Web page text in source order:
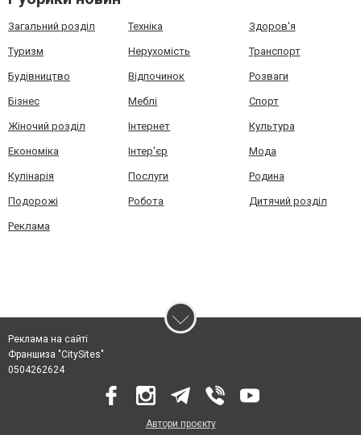
Загальний розділ Техніка Здоров'я
Туризм Нерухомість Транспорт
Будівництво Відпочинок Розваги
Бізнес Меблі Спорт
Жіночий розділ Інтернет Культура
Економіка Інтер'єр Мода
Кулінарія Послуги Родина
Подорожі Робота Дитячий розділ
Реклама
Реклама на сайті
Франшиза "CitySites"
0504262624
Автори проєкту